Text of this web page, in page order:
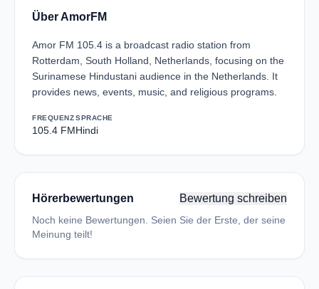
Über AmorFM
Amor FM 105.4 is a broadcast radio station from
Rotterdam, South Holland, Netherlands, focusing on the
Surinamese Hindustani audience in the Netherlands. It
provides news, events, music, and religious programs.
FREQUENZ
105.4 FM
SPRACHE
Hindi
Hörerbewertungen Bewertung schreiben
Noch keine Bewertungen. Seien Sie der Erste, der seine
Meinung teilt!